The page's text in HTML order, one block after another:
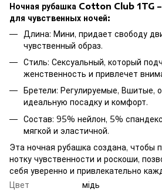
Ночная рубашка Cotton Club 1TG
для чувственных ночей:
Длина: Мини, придает свободу
чувственный образ.
Стиль: Сексуальный, который
женственность и привлечет
Бретели: Регулируемые, Вшитые,
идеальную посадку и комфорт.
Состав: 95% нейлон, 5%
мягкой и эластичной.
Эта ночная рубашка создана, чтобы
нотку чувственности и роскоши,
себя уверенно и привлекательно
Цвет
мiдь